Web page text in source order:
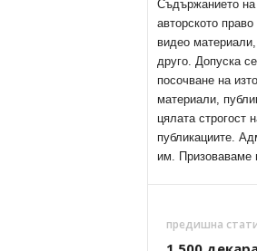
Съдържанието на
авторското
видео
друго. Допуска
посочване на
материали,
цялата строгост
публикациите.
им. Призоваваме
предишна